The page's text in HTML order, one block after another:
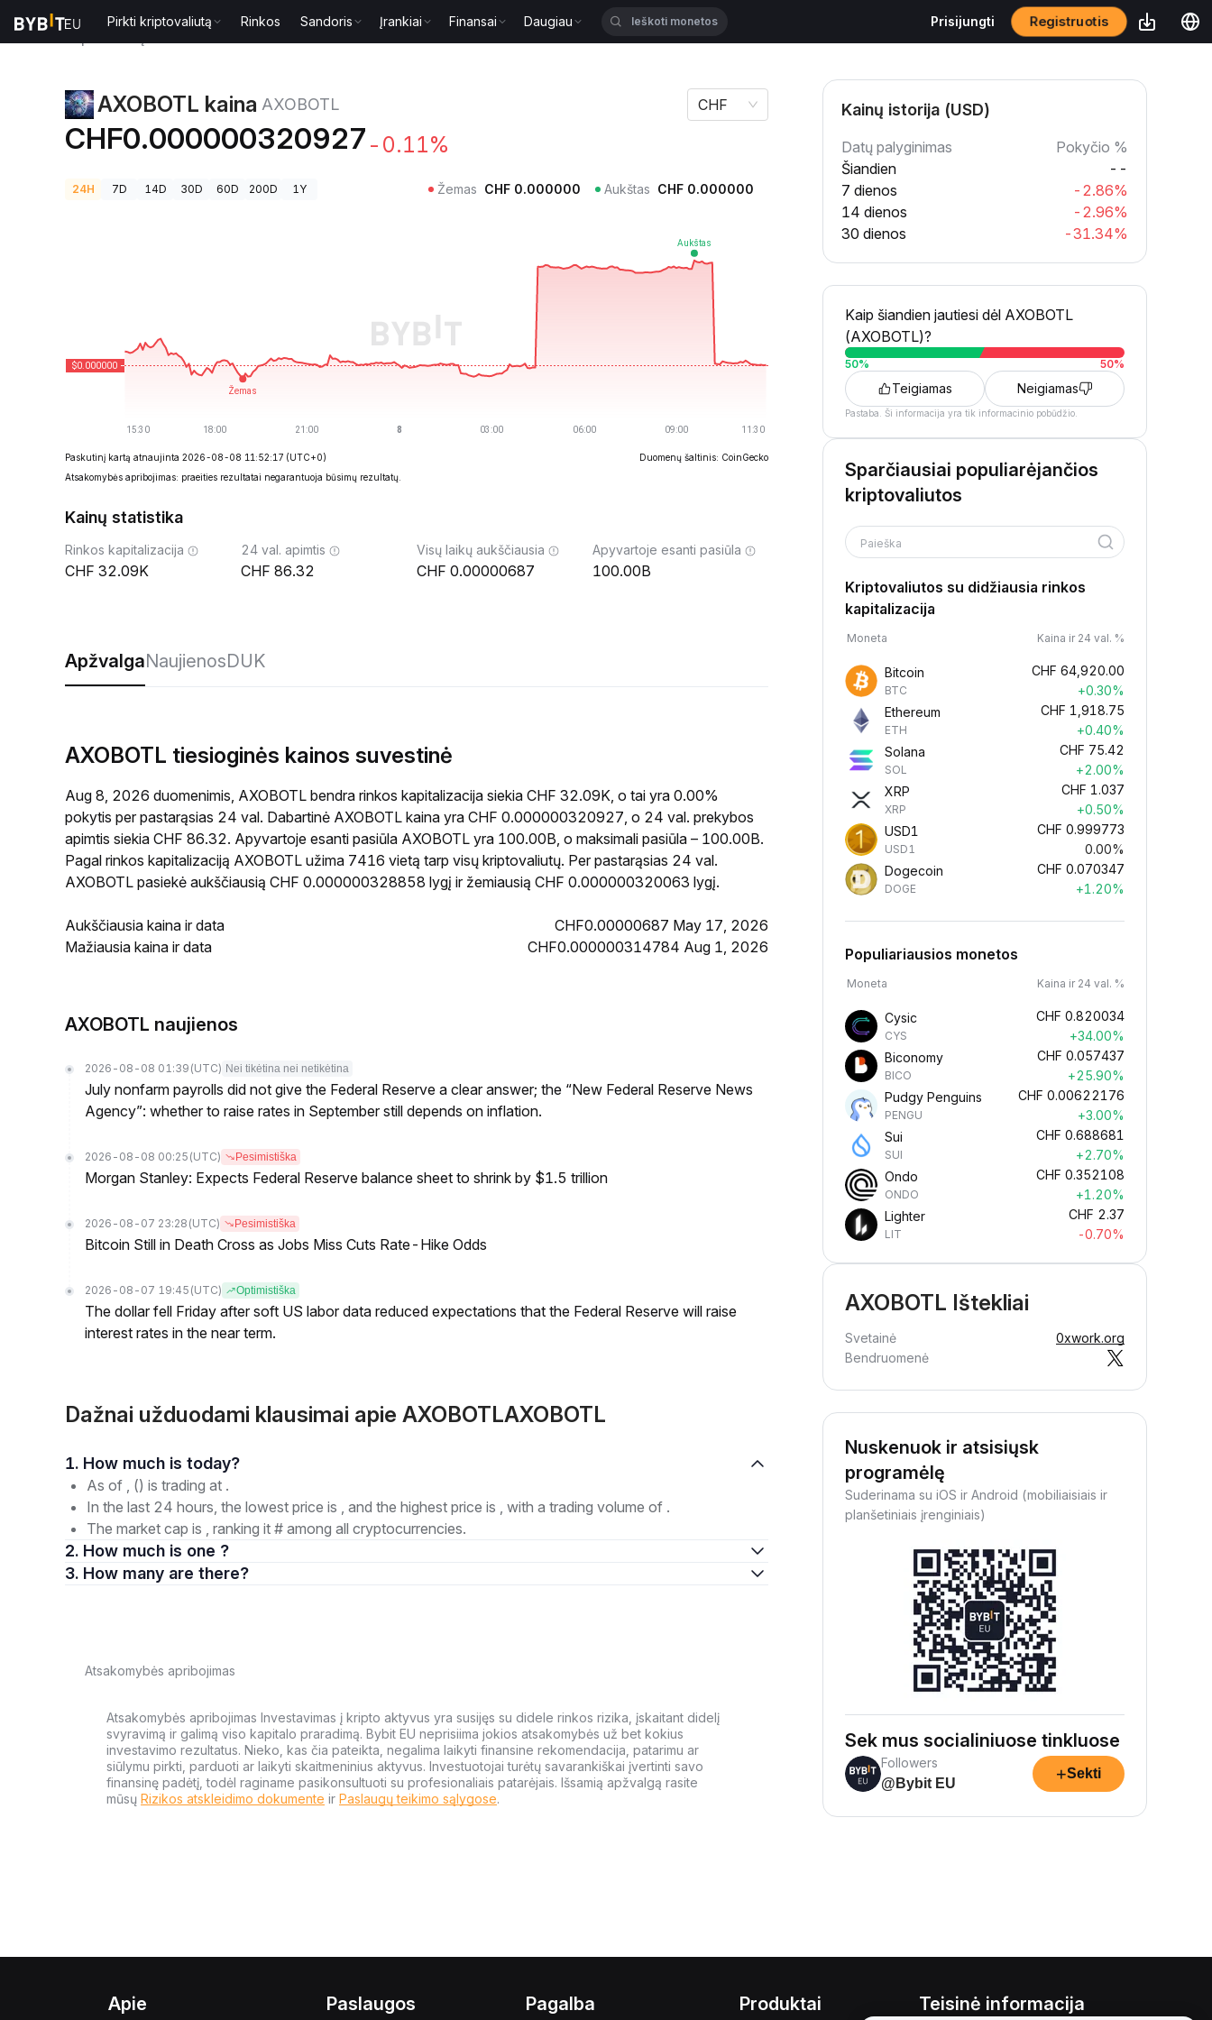
Pirkti kriptovaliutą Rinkos Sandoris Įrankiai Finansai Daugiau Prisijungti Registruotis
AXOBOTL kaina AXOBOTL
CHF0.000000320927 -0.11%
CHF
24H 7D 14D 30D 60D 200D 1Y Žemas CHF 0.000000 Aukštas CHF 0.000000
Paskutinį kartą atnaujinta 2026-08-08 11:52:17 (UTC+0)
Duomenų šaltinis: CoinGecko
Atsakomybės apribojimas: praeities rezultatai negarantuoja būsimų rezultatų.
Kainų statistika
Rinkos kapitalizacija
32.09K
24 val. apimtis
86.32
Visų laikų aukščiausia
0.00000687
Apyvartoje esanti pasiūla
100.00B
ApžvalgaNaujienosDUK
AXOBOTL tiesioginės kainos suvestinė
Aug 8, 2026 duomenimis, AXOBOTL bendra rinkos kapitalizacija siekia CHF 32.09K, o tai yra 0.00%
pokytis per pastarąsias 24 val. Dabartinė AXOBOTL kaina yra CHF 0.000000320927, o 24 val. prekybos
apimtis siekia CHF 86.32. Apyvartoje esanti pasiūla AXOBOTL yra 100.00B, o maksimali pasiūla – 100.00B.
Pagal rinkos kapitalizaciją AXOBOTL užima 7416 vietą tarp visų kriptovaliutų. Per pastarąsias 24 val.
AXOBOTL pasiekė aukščiausią CHF 0.000000328858 lygį ir žemiausią CHF 0.000000320063 lygį.
Aukščiausia kaina ir data
CHF0.00000687 May 17, 2026
Mažiausia kaina ir data
CHF0.000000314784 Aug 1, 2026
AXOBOTL naujienos
2026-08-08 01:39 (UTC) Nei tikėtina nei netikėtina
July nonfarm payrolls did not give the Federal Reserve a clear answer; the “New Federal Reserve News
Agency”: whether to raise rates in September still depends on inflation.
2026-08-08 00:25 (UTC) Pesimistiška
Morgan Stanley: Expects Federal Reserve balance sheet to shrink by $1.5 trillion
2026-08-07 23:28 (UTC) Pesimistiška
Bitcoin Still in Death Cross as Jobs Miss Cuts Rate-Hike Odds
2026-08-07 19:45 (UTC) Optimistiška
The dollar fell Friday after soft US labor data reduced expectations that the Federal Reserve will raise
interest rates in the near term.
Dažnai užduodami klausimai apie AXOBOTLAXOBOTL
1. How much is today?
As of , () is trading at .
In the last 24 hours, the lowest price is , and the highest price is , with a trading volume of .
The market cap is , ranking it # among all cryptocurrencies.
2. How much is one ?
3. How many are there?
Atsakomybės apribojimas
Atsakomybės apribojimas Investavimas į kripto aktyvus yra susijęs su didele rinkos rizika, įskaitant didelį
svyravimą ir galimą viso kapitalo praradimą. Bybit EU neprisiima jokios atsakomybės už bet kokius
investavimo rezultatus. Nieko, kas čia pateikta, negalima laikyti finansine rekomendacija, patarimu ar
siūlymu pirkti, parduoti ar laikyti skaitmeninius aktyvus. Investuotojai turėtų savarankiškai įvertinti savo
finansinę padėtį, todėl raginame pasikonsultuoti su profesionaliais patarėjais. Išsamią apžvalgą rasite
mūsų Rizikos atskleidimo dokumente ir Paslaugų teikimo sąlygose.
Kainų istorija (USD)
Datų palyginimas
Pokyčio %
Šiandien
--
7 dienos
-2.86%
14 dienos
-2.96%
30 dienos
-31.34%
Kaip šiandien jautiesi dėl AXOBOTL
(AXOBOTL)?
50% 50%
Teigiamas Neigiamas
Pastaba. Ši informacija yra tik informacinio pobūdžio.
Sparčiausiai populiarėjančios
kriptovaliutos
Paieška
Kriptovaliutos su didžiausia rinkos
kapitalizacija
Moneta Kaina ir 24 val. %
Bitcoin
BTC
CHF 64,920.00
+0.30%
Ethereum
ETH
CHF 1,918.75
+0.40%
Solana
SOL
CHF 75.42
+2.00%
XRP
XRP
CHF 1.037
+0.50%
USD1
USD1
CHF 0.999773
0.00%
Dogecoin
DOGE
CHF 0.070347
+1.20%
Populiariausios monetos
Moneta Kaina ir 24 val. %
Cysic
CYS
CHF 0.820034
+34.00%
Biconomy
BICO
CHF 0.057437
+25.90%
Pudgy Penguins
PENGU
CHF 0.00622176
+3.00%
Sui
SUI
CHF 0.688681
+2.70%
Ondo
ONDO
CHF 0.352108
+1.20%
Lighter
LIT
CHF 2.37
-0.70%
AXOBOTL Ištekliai
Svetainė
0xwork.org
Bendruomenė
Nuskenuok ir atsisiųsk
programėlę
Suderinama su iOS ir Android (mobiliaisiais ir
planšetiniais įrenginiais)
Sek mus socialiniuose tinkluose
Followers
@Bybit EU
+Sekti
Apie Paslaugos Pagalba Produktai Teisinė informacija